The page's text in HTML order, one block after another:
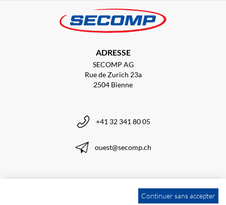
ADRESSE
SECOMP AG
Rue de Zurich 23a
2504 Bienne
+41 32 341 80 05
ouest@secomp.ch
S'inscrire à la Newsletter
Continuer sans accepter